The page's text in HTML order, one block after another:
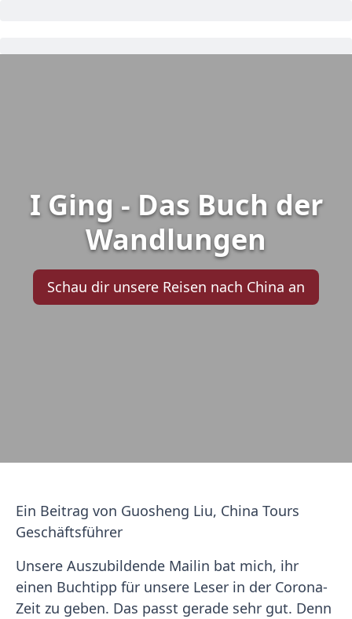
I Ging - Das Buch der
Wandlungen
Schau dir unsere Reisen nach China an
Ein Beitrag von Guosheng Liu, China Tours
Geschäftsführer
Unsere Auszubildende Mailin bat mich, ihr
einen Buchtipp für unsere Leser in der Corona-
Zeit zu geben. Das passt gerade sehr gut. Denn